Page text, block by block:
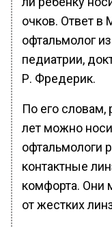
очков. Ответ в
офтальмолог
педиатрии,
Р. Фредерик.
По его словам,
лет можно
офтальмологи
контактные
комфорта. Они
от жестких